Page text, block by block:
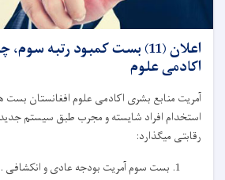
اعلان (11) بست کمبود رتبه
اکادمی علوم
آمریت منابع بشری اکادمی علوم افغانستان بست
استخدام افراد شایسته و مجرب طبق سیستم
رقابتی میگذارد:
بست سوم آمریت بودجه عادی و انکشافی